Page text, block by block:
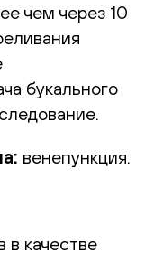
чем через 10
букального
венепункция.
в качестве